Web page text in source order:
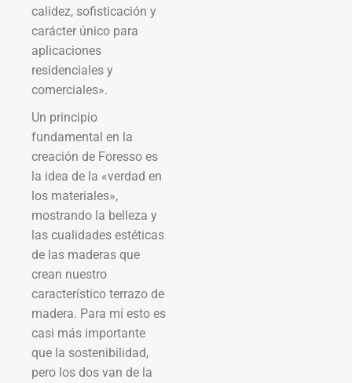
calidez, sofisticación y
carácter único para
aplicaciones
residenciales y
comerciales».
Un principio
fundamental en la
creación de Foresso es
la idea de la «verdad en
los materiales»,
mostrando la belleza y
las cualidades estéticas
de las maderas que
crean nuestro
característico terrazo de
madera. Para mí esto es
casi más importante
que la sostenibilidad,
pero los dos van de la